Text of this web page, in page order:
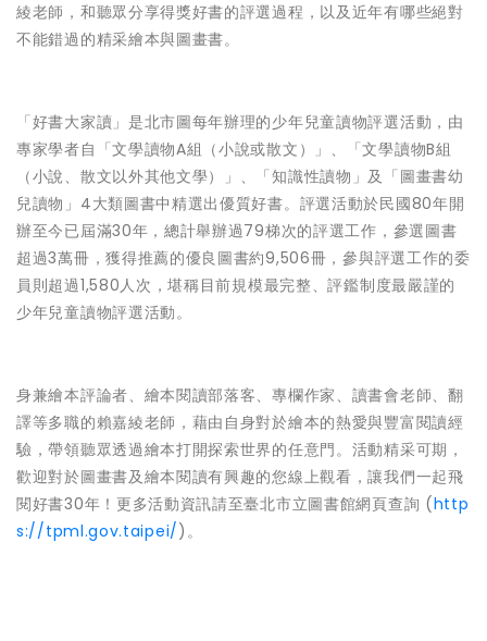
綾老師，和聽眾分享得獎好書的評選過程，以及近年有哪些絕對
不能錯過的精采繪本與圖畫書。
「好書大家讀」是北市圖每年辦理的少年兒童讀物評選活動，由
專家學者自「文學讀物A組（小說或散文）」、「文學讀物B組
（小說、散文以外其他文學）」、「知識性讀物」及「圖畫書幼
兒讀物」4大類圖書中精選出優質好書。評選活動於民國80年開
辦至今已屆滿30年，總計舉辦過79梯次的評選工作，參選圖書
超過3萬冊，獲得推薦的優良圖書約9,506冊，參與評選工作的委
員則超過1,580人次，堪稱目前規模最完整、評鑑制度最嚴謹的
少年兒童讀物評選活動。
身兼繪本評論者、繪本閱讀部落客、專欄作家、讀書會老師、翻
譯等多職的賴嘉綾老師，藉由自身對於繪本的熱愛與豐富閱讀經
驗，帶領聽眾透過繪本打開探索世界的任意門。活動精采可期，
歡迎對於圖畫書及繪本閱讀有興趣的您線上觀看，讓我們一起飛
閱好書30年！更多活動資訊請至臺北市立圖書館網頁查詢 (http
s://tpml.gov.taipei/)。